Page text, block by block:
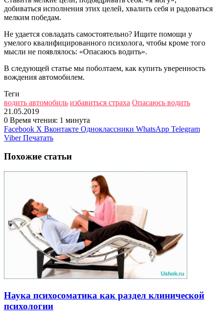
добиваться исполнения этих целей, хвалить себя и радоваться
мелким победам.
Не удается совладать самостоятельно? Ищите помощи у
умелого квалифицированного психолога, чтобы кроме того
мысли не появлялось: «Опасаюсь водить».
В следующей статье мы поболтаем, как купить уверенность
вождения автомобилем.
Теги
водить автомобиль избавиться страха Опасаюсь водить
21.05.2019
0 Время чтения: 1 минута
Facebook X Вконтакте Одноклассники WhatsApp Telegram
Viber Печатать
Похожие статьи
Наука психосоматика как раздел клинической
психологии